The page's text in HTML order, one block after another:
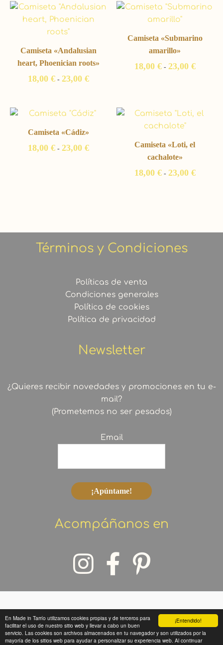
¡Entendido!
En Made in Tarrío utilizamos cookies propias y de terceros para
facilitar el uso de nuestro sitio web y llevar a cabo un buen
servicio. Las cookies son archivos almacenados en tu navegador y son utilizados por la
mayoría de los sitios web para ayudar a personalizar su experiencia web. Al continuar
Camiseta «Andalusian
heart, Phoenician roots»
18,00 € - 23,00 €
Rango
precios:
hasta
Camiseta «Submarino
amarillo»
18,00 € - 23,00 €
Rango
18,00 €
Camiseta «Cádiz»
18,00 € - 23,00 €
Rango
18,00 €
Camiseta «Loti, el
cachalote»
18,00 € - 23,00 €
Rango
18,00 €
Términos y Condiciones
Políticas de venta
Condiciones generales
Política de cookies
Política de privacidad
Newsletter
¿Quieres recibir novedades y promociones en tu e-
mail?
(Prometemos no ser pesados)
Email
Acompáñanos en
Copyright © 2026 Made in Tarrío